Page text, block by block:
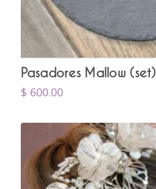
Pasadores Mallow (set)
$ 600.00